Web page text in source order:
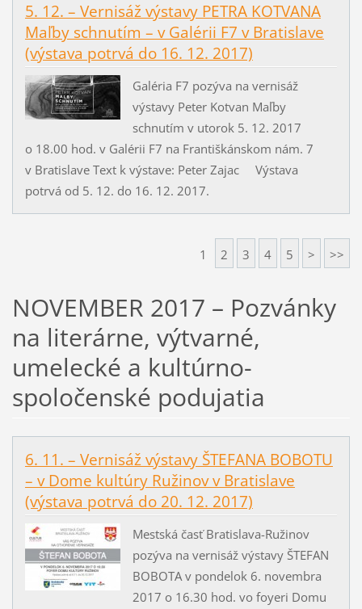
5. 12. – Vernisáž výstavy PETRA KOTVANA
Maľby schnutím – v Galérii F7 v Bratislave
(výstava potrvá do 16. 12. 2017)
Galéria F7 pozýva na vernisáž
výstavy Peter Kotvan Maľby
schnutím v utorok 5. 12. 2017
o 18.00 hod. v Galérii F7 na Františkánskom nám. 7
v Bratislave Text k výstave: Peter Zajac Výstava
potrvá od 5. 12. do 16. 12. 2017.
1 2 3 4 5 > >>
NOVEMBER 2017 – Pozvánky
na literárne, výtvarné,
umelecké a kultúrno-
spoločenské podujatia
6. 11. – Vernisáž výstavy ŠTEFANA BOBOTU
– v Dome kultúry Ružinov v Bratislave
(výstava potrvá do 20. 12. 2017)
Mestská časť Bratislava-Ružinov
pozýva na vernisáž výstavy ŠTEFAN
BOBOTA v pondelok 6. novembra
2017 o 16.30 hod. vo foyeri Domu